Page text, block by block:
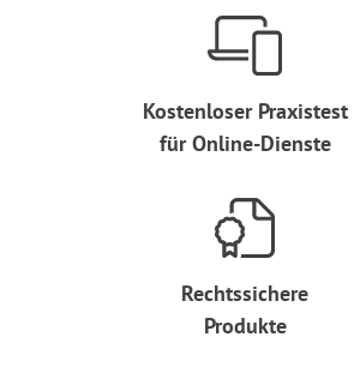
Kostenloser Praxistest
für Online-Dienste
Rechtssichere
Produkte